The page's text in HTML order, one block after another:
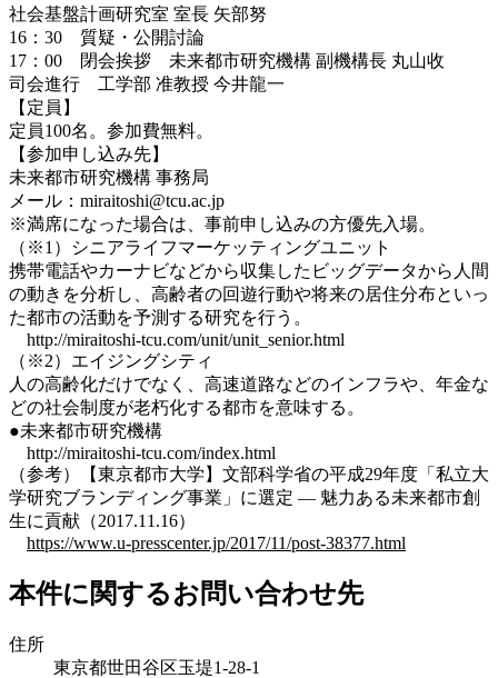
社会基盤計画研究室 室長 矢部努
16：30 質疑・公開討論
17：00 閉会挨拶 未来都市研究機構 副機構長 丸山收
司会進行 工学部 准教授 今井龍一
【定員】
定員100名。参加費無料。
【参加申し込み先】
未来都市研究機構 事務局
メール：miraitoshi@tcu.ac.jp
※満席になった場合は、事前申し込みの方優先入場。
（※1）シニアライフマーケッティングユニット
携帯電話やカーナビなどから収集したビッグデータから人間
の動きを分析し、高齢者の回遊行動や将来の居住分布といっ
た都市の活動を予測する研究を行う。
http://miraitoshi-tcu.com/unit/unit_senior.html
（※2）エイジングシティ
人の高齢化だけでなく、高速道路などのインフラや、年金な
どの社会制度が老朽化する都市を意味する。
●未来都市研究機構
http://miraitoshi-tcu.com/index.html
（参考）【東京都市大学】文部科学省の平成29年度「私立大
学研究ブランディング事業」に選定 — 魅力ある未来都市創
生に貢献（2017.11.16）
https://www.u-presscenter.jp/2017/11/post-38377.html
本件に関するお問い合わせ先
住所
東京都世田谷区玉堤1-28-1